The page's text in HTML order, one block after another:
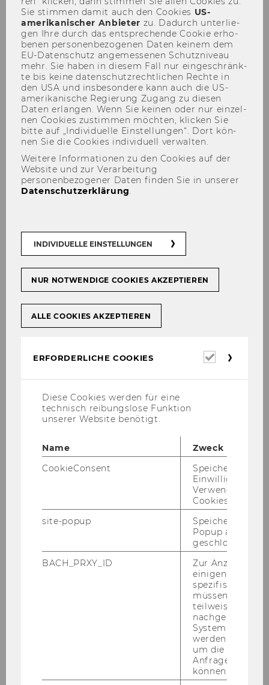
Sonstige Dokumente
Anton Schmid: Exportakademie
(1905)
Rigorosen- und
Promotionsordnung der
Hochschule für Welthandel (1930)
Sie stim­men damit auch den Coo­kies US-​
amerikanischer An­bie­ter zu. Da­durch un­ter­lie­
gen Ihre durch das ent­spre­chen­de Coo­kie er­ho­
be­nen per­so­nen­be­zo­ge­nen Daten kei­nem dem
EU-​Datenschutz an­ge­mes­se­nen Schutz­ni­veau
mehr. Sie haben in die­sem Fall nur ein­ge­schränk­
te bis keine da­ten­schutz­recht­li­chen Rech­te in
den USA und ins­be­son­de­re kann auch die US-​
amerikanische Re­gie­rung Zu­gang zu die­sen
Daten er­lan­gen. Wenn Sie kei­nen oder nur ein­zel­
nen Coo­kies zu­stim­men möch­ten, kli­cken Sie
bitte auf „In­di­vi­du­el­le Ein­stel­lun­gen“. Dort kön­
nen Sie die Coo­kies in­di­vi­du­ell ver­wal­ten.
Weitere Informationen zu den Cookies auf der
Website und zur Verarbeitung
personenbezogener Daten finden Sie in unserer
Datenschutzerklärung
INDIVIDUELLE EINSTELLUNGEN
NUR NOTWENDIGE COOKIES AKZEPTIEREN
ALLE COOKIES AKZEPTIEREN
ERFORDERLICHE COOKIES
Diese Cookies werden für eine
technisch reibungslose Funktion
unserer Website benötigt.
Name
Zweck
CookieConsent
Speichert Ihre
Einwilligung zur
Verwendung von
Cookies.
site-popup
Speichert ob ein
Popup
geschlossen
BACH_PRXY_ID
Zur Anzeige von
einigen WU-
spezifischen
müssen
teilweise von
nachgelagerten
System
werden.
um die Antwort
Anfrage
können.